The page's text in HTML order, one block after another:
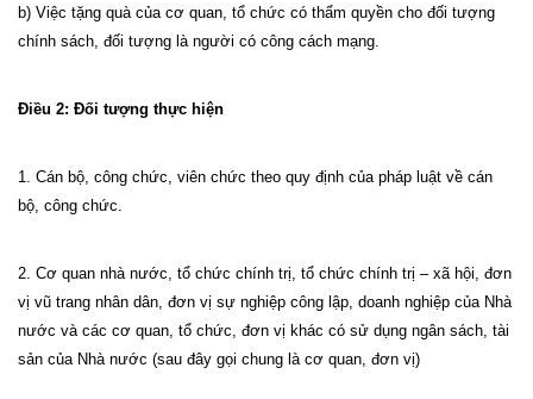
b) Việc tặng quà của cơ quan, tổ chức có thẩm quyền cho đối tượng
chính sách, đối tượng là người có công cách mạng.
Điều 2: Đối tượng thực hiện
1. Cán bộ, công chức, viên chức theo quy định của pháp luật về cán
bộ, công chức.
2. Cơ quan nhà nước, tổ chức chính trị, tổ chức chính trị – xã hội, đơn
vị vũ trang nhân dân, đơn vị sự nghiệp công lập, doanh nghiệp của Nhà
nước và các cơ quan, tổ chức, đơn vị khác có sử dụng ngân sách, tài
sản của Nhà nước (sau đây gọi chung là cơ quan, đơn vị)